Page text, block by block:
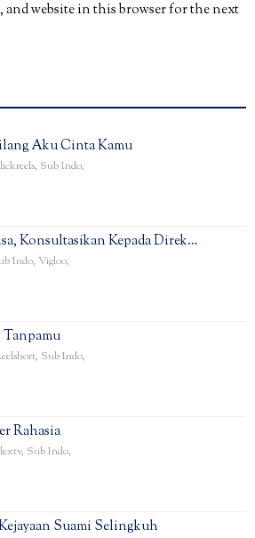
and website in this browser for the next
Aku Cinta Kamu
, Sub Indo,
Konsultasikan Kepada Direk…
Indo, Vigloo,
, Sub Indo,
Rahasia
, Sub Indo,
Suami Selingkuh